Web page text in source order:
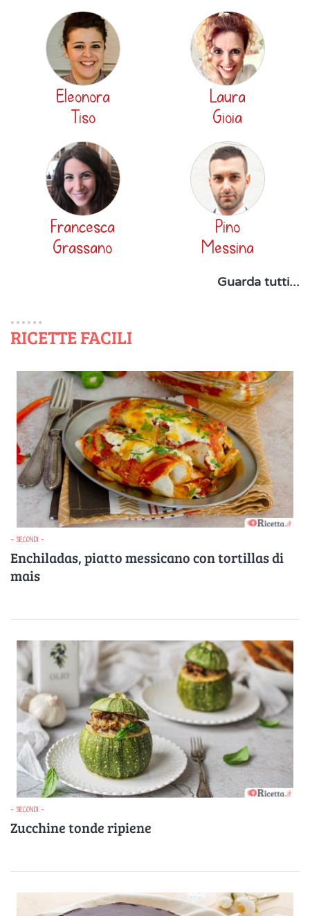
Eleonora
Tiso
Laura
Gioia
Francesca
Grassano
Pino
Messina
Guarda tutti...
RICETTE FACILI
- SECONDI -
Enchiladas, piatto messicano con tortillas di
mais
- SECONDI -
Zucchine tonde ripiene